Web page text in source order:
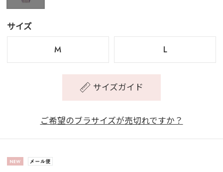
サイズ
M
L
サイズガイド
ご希望のブラサイズが売切れですか？